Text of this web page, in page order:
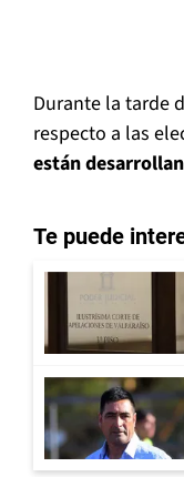
Durante la tarde
respecto a las
están
Te puede